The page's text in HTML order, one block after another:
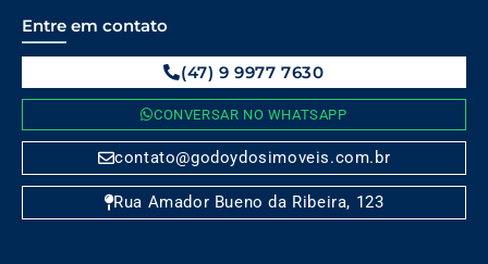
Entre em contato
(47) 9 9977 7630
CONVERSAR NO WHATSAPP
contato@godoydosimoveis.com.br
Rua Amador Bueno da Ribeira, 123